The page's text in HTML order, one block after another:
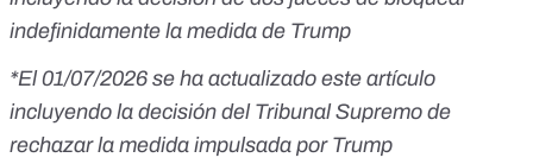
indefinidamente la medida de Trump
*El 01/07/2026 se ha actualizado este artículo
incluyendo la decisión del Tribunal Supremo de
rechazar la medida impulsada por Trump